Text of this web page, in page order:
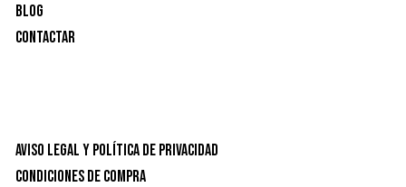
Blog
Contactar
Aviso Legal y Política de privacidad
Condiciones de Compra